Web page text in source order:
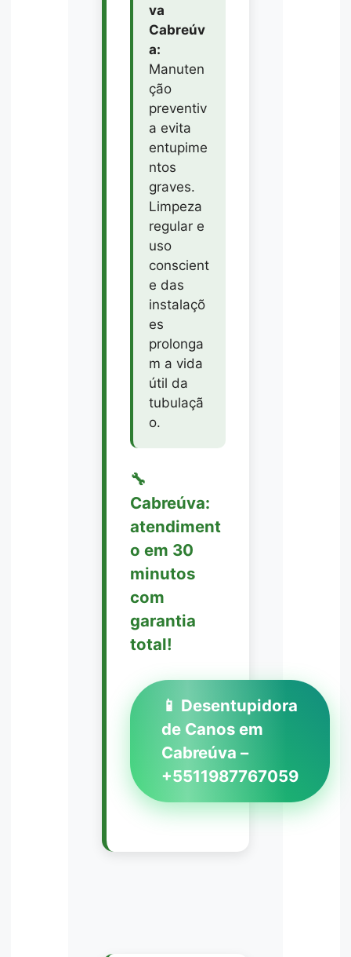
va
Cabreúv
a:
Manuten
ção
preventiv
a evita
entupime
ntos
graves.
Limpeza
regular e
uso
conscient
e das
instalaçõ
es
prolonga
m a vida
útil da
tubulaçã
o.
🔧
Cabreúva:
atendiment
o em 30
minutos
com
garantia
total!
📱 Desentupidora
de Canos em
Cabreúva –
+5511987767059